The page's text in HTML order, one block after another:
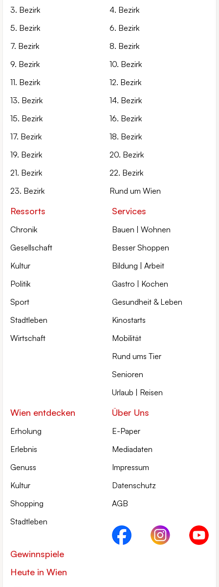
3. Bezirk
4. Bezirk
5. Bezirk
6. Bezirk
7. Bezirk
8. Bezirk
9. Bezirk
10. Bezirk
11. Bezirk
12. Bezirk
13. Bezirk
14. Bezirk
15. Bezirk
16. Bezirk
17. Bezirk
18. Bezirk
19. Bezirk
20. Bezirk
21. Bezirk
22. Bezirk
23. Bezirk
Rund um Wien
Ressorts
Chronik
Gesellschaft
Kultur
Politik
Sport
Stadtleben
Wirtschaft
Services
Bauen | Wohnen
Besser Shoppen
Bildung | Arbeit
Gastro | Kochen
Gesundheit & Leben
Kinostarts
Mobilität
Rund ums Tier
Senioren
Urlaub | Reisen
Wien entdecken
Erholung
Erlebnis
Genuss
Kultur
Shopping
Stadtleben
Gewinnspiele
Heute in Wien
Über Uns
E-Paper
Mediadaten
Impressum
Datenschutz
AGB